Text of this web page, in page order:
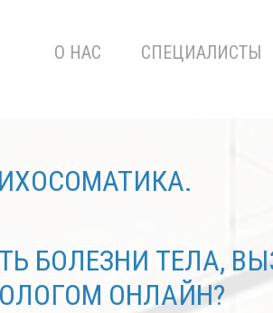
О НАС СПЕЦИАЛИСТЫ
БОЛЕЗНИ ТЕЛА,
ОНЛАЙН?